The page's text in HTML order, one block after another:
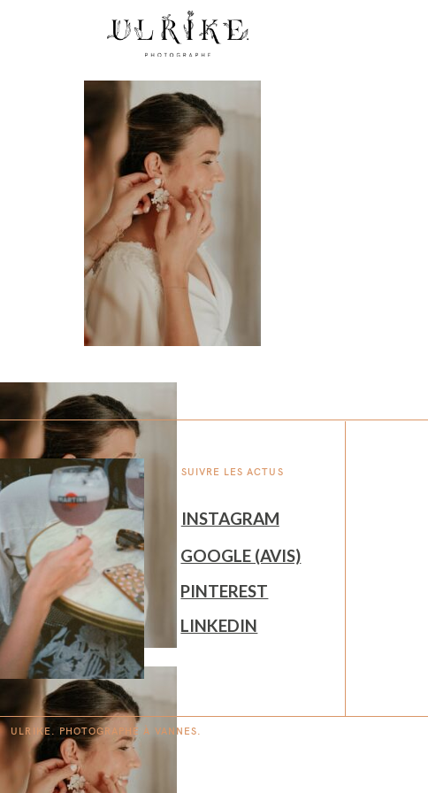
SUIVRE LES ACTUS
INSTAGRAM
GOOGLE (AVIS)
PINTEREST
LINKEDIN
ULRIKE. PHOTOGRAPHE À VAN NES.